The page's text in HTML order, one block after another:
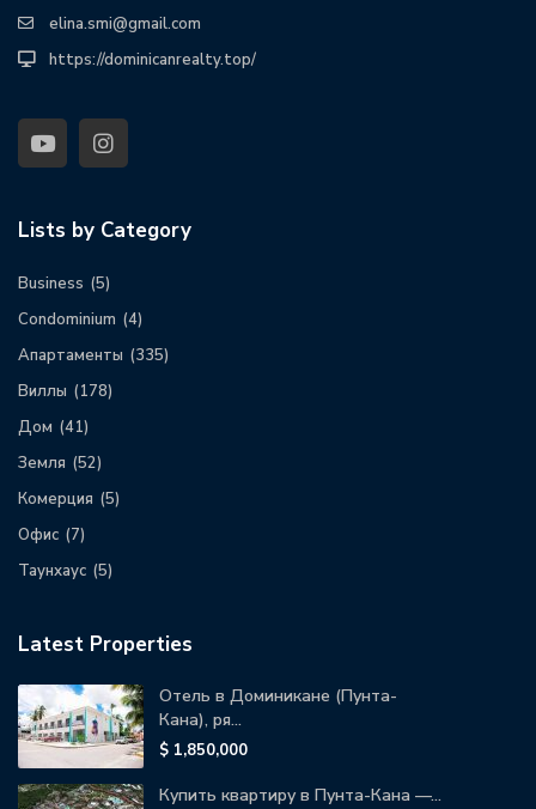
elina.smi@gmail.com
https://dominicanrealty.top/
Lists by Category
Business (5)
Condominium (4)
Апартаменты (335)
Виллы (178)
Дом (41)
Земля (52)
Комерция (5)
Офис (7)
Таунхаус (5)
Latest Properties
Отель в Доминикане (Пунта-
Кана), ря...
$ 1,850,000
Купить квартиру в Пунта-Кана —...